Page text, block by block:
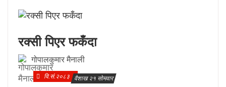
रक्सी पिएर फकँदा
गोपालकुमार मैनाली
वि.सं.२०८३ वैशाख २१ सोमवार